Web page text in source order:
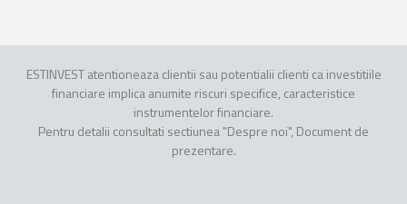
ESTINVEST atentioneaza clientii sau potentialii clienti ca investitiile
financiare implica anumite riscuri specifice, caracteristice
instrumentelor financiare.
Pentru detalii consultati sectiunea "Despre noi", Document de
prezentare.